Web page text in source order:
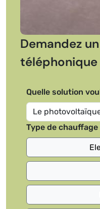
Demandez
téléphonique
Quelle solution
Type de chauffage